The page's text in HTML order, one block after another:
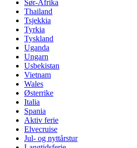
Sør-Afrika
Thailand
Tsjekkia
Tyrkia
Tyskland
Uganda
Ungarn
Usbekistan
Vietnam
Wales
Østerrike
Italia
Spania
Aktiv ferie
Elvecruise
Jul- og nyttårstur